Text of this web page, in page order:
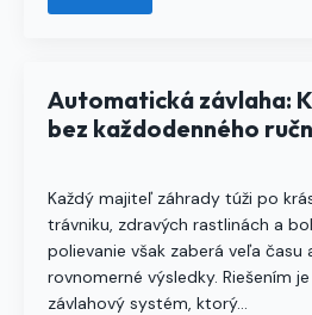
Automatická závlaha:
bez každodenného
Každý majiteľ záhrady túži po
trávniku, zdravých rastlinách a
polievanie však zaberá veľa času
rovnomerné výsledky. Riešením
závlahový systém, ktorý…